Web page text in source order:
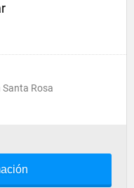
Rosa